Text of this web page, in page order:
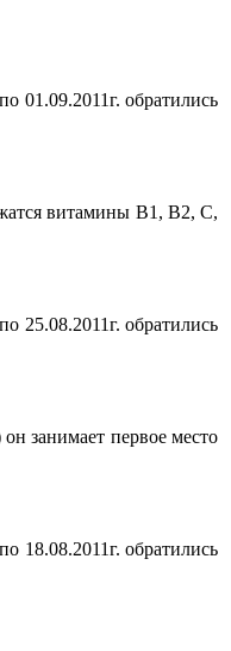
01.09.2011г. обратились
витамины B1, B2, С,
25.08.2011г. обратились
занимает первое место
18.08.2011г. обратились